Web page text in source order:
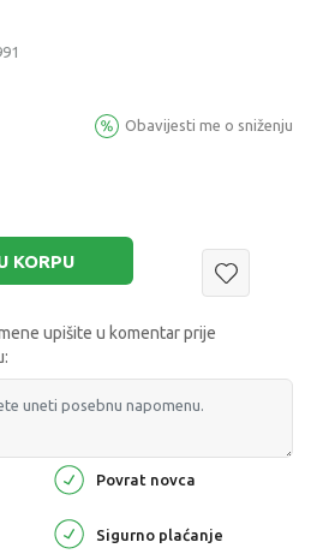
Obavijesti me o sniženju
KORPU
upišite u komentar prije
Povrat novca
Sigurno plaćanje